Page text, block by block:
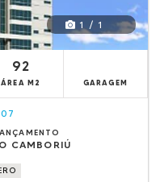
1 / 1
92
ÁREA M2 GARAGEM
CAMBORIÚ